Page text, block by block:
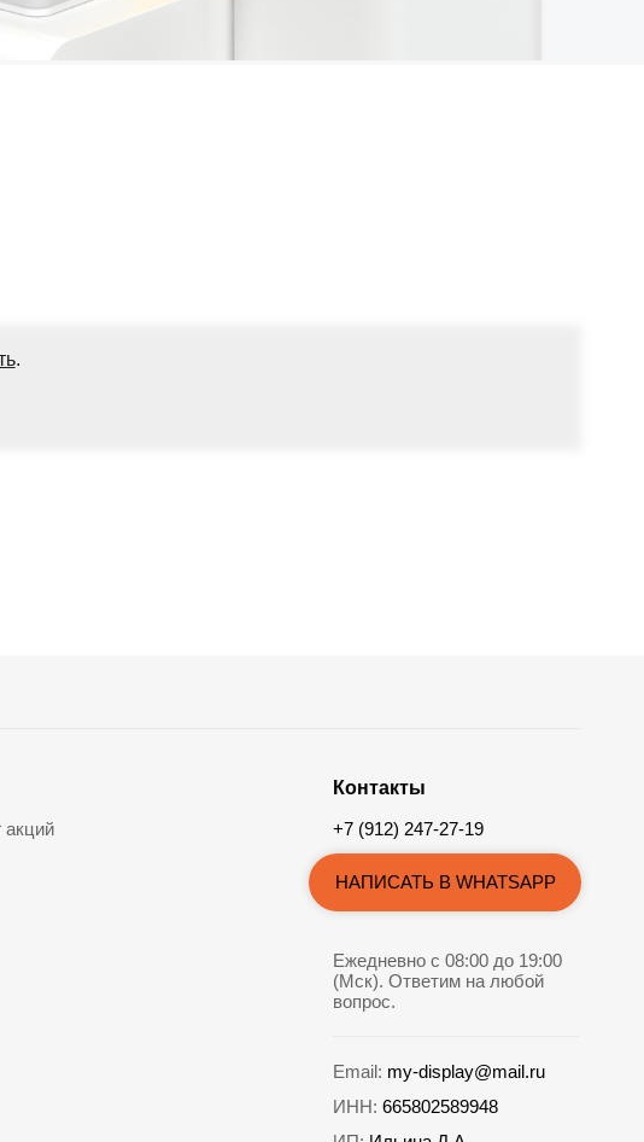
.
акций
Контакты
+7 (912) 247-27-19
НАПИСАТЬ В WHATSAPP
Ежедневно с 08:00 до 19:00
(Мск). Ответим на любой
вопрос.
Email: my-display@mail.ru
ИНН: 665802589948